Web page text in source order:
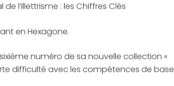
l’illettrisme : les Chiffres Clés
en Hexagone.
numéro de sa nouvelle collection «
difficulté avec les compétences de base